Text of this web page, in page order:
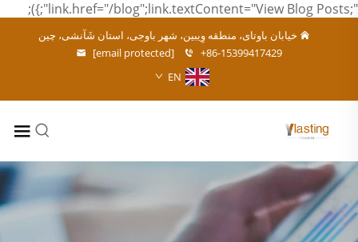
";link.href="/blog";link.textContent="View Blog Posts";});
خیابان باوتای، منطقه وِیبین، شهر باوجی، استان شَآنشی، چین
+86-15399417429
[email protected]
EN